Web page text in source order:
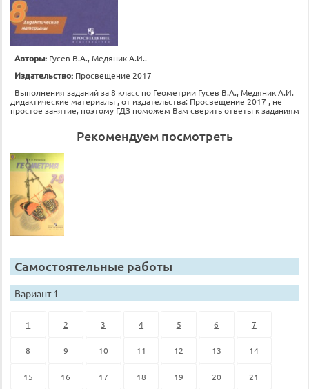
Авторы: Гусев В.А., Медяник А.И..
Издательство: Просвещение 2017
Выполнения заданий за 8 класс по Геометрии Гусев В.А., Медяник А.И.
дидактические материалы , от издательства: Просвещение 2017 , не
простое занятие, поэтому ГДЗ поможем Вам сверить ответы к заданиям
Рекомендуем посмотреть
Самостоятельные работы
Вариант 1
1 2 3 4 5 6 7
8 9 10 11 12 13 14
15 16 17 18 19 20 21